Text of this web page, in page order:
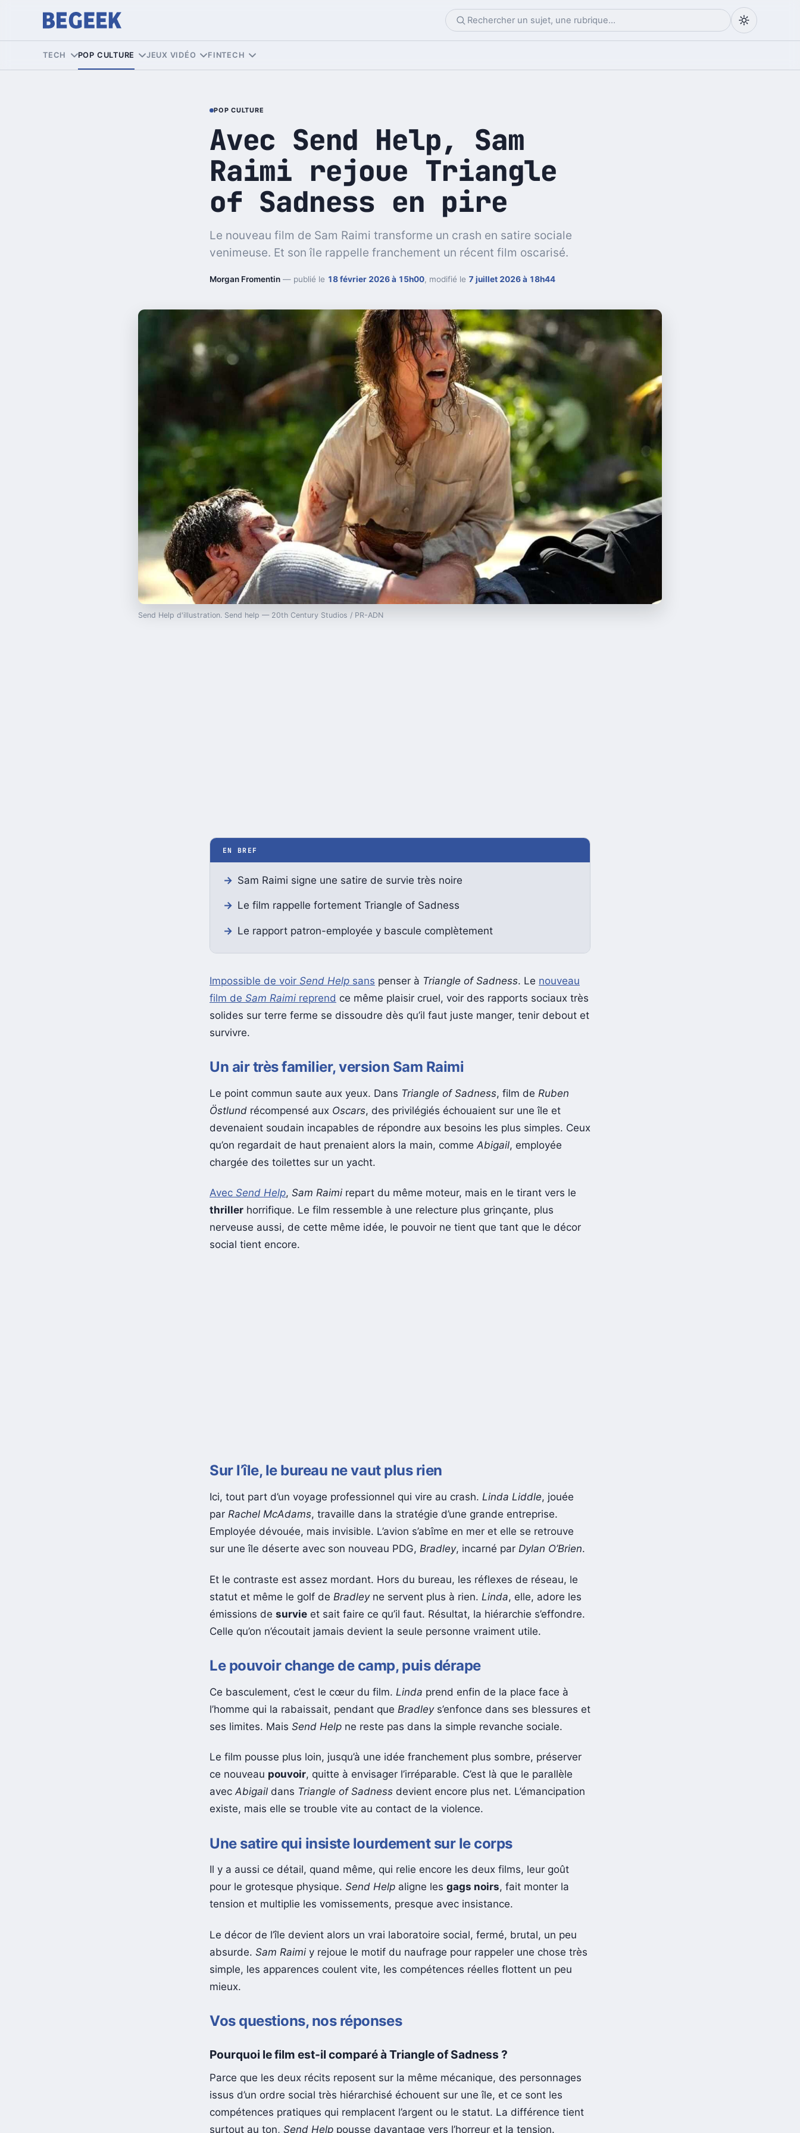
TECH POP CULTURE JEUX VIDÉO FINTECH
POP CULTURE
Avec Send Help, Sam
Raimi rejoue Triangle
of Sadness en pire
Le nouveau film de Sam Raimi transforme un crash en satire sociale
venimeuse. Et son île rappelle franchement un récent film oscarisé.
Morgan Fromentin — publié le 18 février 2026 à 15h00, modifié le 7 juillet 2026 à 18h44
Send Help d'illustration. Send help — 20th Century Studios / PR-ADN
EN BREF
Sam Raimi signe une satire de survie très noire
Le film rappelle fortement Triangle of Sadness
Le rapport patron-employée y bascule complètement
Impossible de voir Send Help sans penser à Triangle of Sadness. Le nouveau
film de Sam Raimi reprend ce même plaisir cruel, voir des rapports sociaux très
solides sur terre ferme se dissoudre dès qu’il faut juste manger, tenir debout et
survivre.
Un air très familier, version Sam Raimi
Le point commun saute aux yeux. Dans Triangle of Sadness, film de Ruben
Östlund récompensé aux Oscars, des privilégiés échouaient sur une île et
devenaient soudain incapables de répondre aux besoins les plus simples. Ceux
qu’on regardait de haut prenaient alors la main, commeAbigail, employée
chargée des toilettes sur un yacht.
Avec Send Help, Sam Raimi repart du même moteur, mais en le tirant vers le
thriller horrifique. Le film ressemble à une relecture plus grinçante, plus
nerveuse aussi, de cette même idée, le pouvoir ne tient que tant que le décor
social tient encore.
Sur l’île, le bureau ne vaut plus rien
Ici, tout part d’un voyage professionnel qui vire au crash.Linda Liddle, jouée
parRachel McAdams , travaille dans la stratégie d’une grande entreprise.
Employée dévouée, mais invisible. L’avion s’abîme en mer et elle se retrouve
Et le contraste est assez mordant. Hors du bureau, les réflexes de réseau, le
statut et même le golf de Bradley ne servent plus à rien. Linda
, elle, adore les
émissions desurvieet sait faire ce qu’il faut. Résultat, la hiérarchie s’effondre.
Le pouvoir change de camp, puis dérape
Ce basculement, c’est le cœur du film. Linda prend enfin de la place face à
l’homme qui la rabaissait, pendant que
Bradley s’enfonce dans ses blessures et
Le film pousse plus loin, jusqu’à une idée franchement plus sombre, préserver
ce nouveau pouvoir, quitte à envisager l’irréparable. C’est là que le parallèle
avecAbigail dansTriangle of Sadnessdevient encore plus net. L’émancipation
Une satire qui insiste lourdement sur le corps
Il y a aussi ce détail, quand même, qui relie encore les deux films, leur goût
pour le grotesque physique.Send Help aligne les gags noirs , fait monter la
Le décor de l’île devient alors un vrai laboratoire social, fermé, brutal, un peu
absurde.
y rejoue le motif du naufrage pour rappeler une chose très
simple, les apparences coulent vite, les compétences réelles flottent un peu
Vos questions, nos réponses
Pourquoi le film est-il comparé à Triangle of Sadness ?
Parce que les deux récits reposent sur la même mécanique, des personnages
issus d’un ordre social très hiérarchisé échouent sur une île, et ce sont les
compétences pratiques qui remplacent l’argent ou le statut. La différence tient